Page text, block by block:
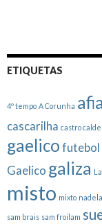
ETIQUETAS
4º tempo A Corunha
cascarilha castro
gaelicofutebol
Gaelico galiza
misto mixto nadela
sam brais sam froilam